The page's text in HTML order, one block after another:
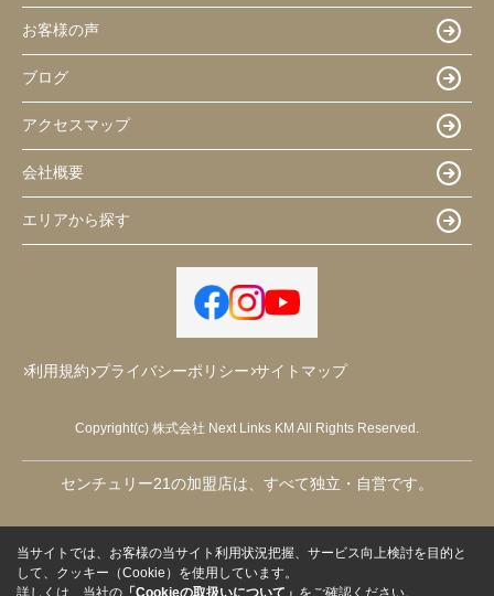
お客様の声
ブログ
アクセスマップ
会社概要
エリアから探す
利用規約 プライバシーポリシー サイトマップ
Copyright(c) 株式会社 Next Links KM All Rights Reserved.
センチュリー21の加盟店は、すべて独立・自営です。
当サイトでは、お客様の当サイト利用状況把握、サービス向上検討を目的と
して、クッキー（Cookie）を使用しています。
詳しくは、当社の 「Cookieの取扱いについて」 をご確認ください。